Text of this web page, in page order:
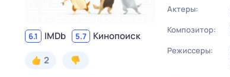
6.1 IMDb 5.7
Кинопоиск
2
Актеры:
Композитор:
Режиссеры: